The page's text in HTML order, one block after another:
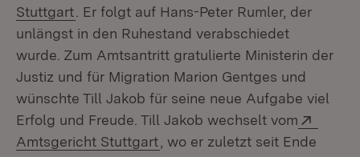
Stuttgart (Öffnet in neuem Fenster)
. Er folgt auf Hans-Peter Rumler, der
unlängst in den Ruhestand verabschiedet
wurde. Zum Amtsantritt gratulierte Ministerin der
Justiz und für Migration Marion Gentges und
wünschte Till Jakob für seine neue Aufgabe viel
Erfolg und Freude. Till Jakob wechselt vom
Amtsgericht Stuttgart (Öffnet in neuem Fenster)
, wo er zuletzt seit Ende